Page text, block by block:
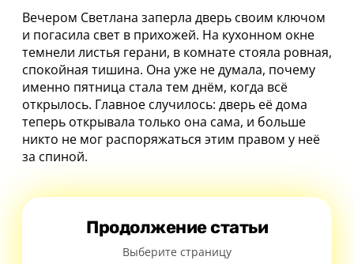
Вечером Светлана заперла дверь своим ключом
и погасила свет в прихожей. На кухонном окне
темнели листья герани, в комнате стояла ровная,
спокойная тишина. Она уже не думала, почему
именно пятница стала тем днём, когда всё
открылось. Главное случилось: дверь её дома
теперь открывала только она сама, и больше
никто не мог распоряжаться этим правом у неё
за спиной.
Продолжение статьи
Выберите страницу